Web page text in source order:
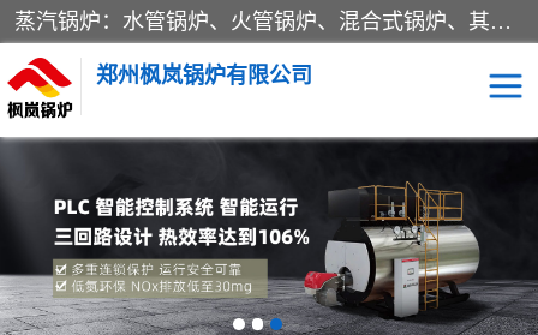
蒸汽锅炉：水管锅炉、火管锅炉、混合式锅炉、其他蒸汽锅炉； 热水锅炉：家用型集中供暖用热水锅炉、其他热水锅炉； 有机热载体锅炉； 船用蒸汽锅炉； （锅炉用辅助设备及装置）蒸汽冷凝器：表面冷凝器、混合式冷凝器、空冷式冷凝器、其他蒸汽冷凝器； 锅炉用辅助设备：节热器、蒸汽收集器、蓄能器、烟垢清除器、气体回收器、泥渣刮除器、空气预热器、其他锅炉用辅助设备；
郑州枫岚锅炉有限公司